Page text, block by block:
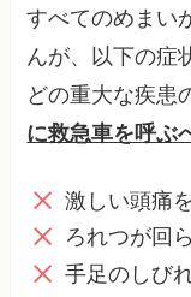
すべてのめまい
んが、以下の症
どの重大な疾患
に救急車を呼ぶ
激しい頭痛
ろれつが回
手足のしび